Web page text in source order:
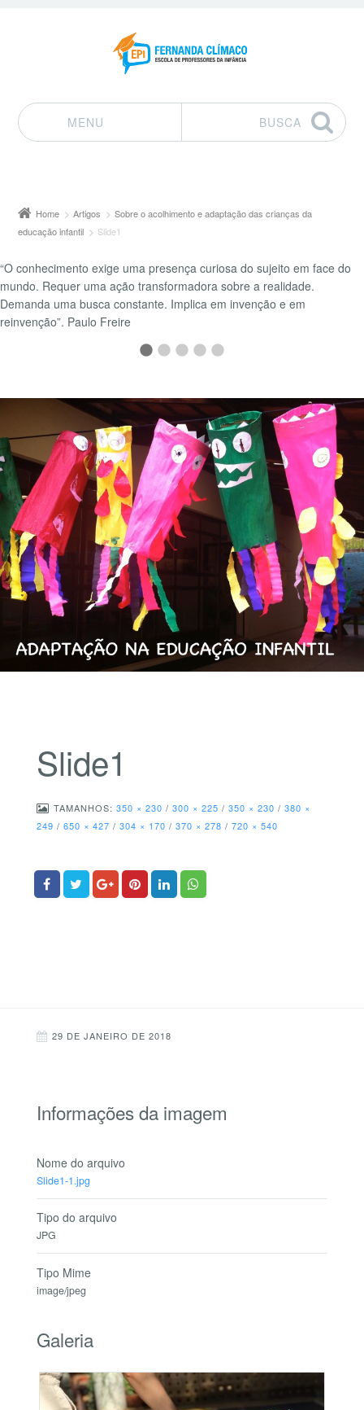
MENU
BUSCA
Home Artigos
Sobre o acolhimento e adaptação das crianças da
educação infantil
Slide1
“O conhecimento exige uma presença curiosa do sujeito em face do
mundo. Requer uma ação transformadora sobre a realidade.
Demanda uma busca constante. Implica em invenção e em
reinvenção”. Paulo Freire
Slide1
TAMANHOS: 350 × 230 / 300 × 225 / 350 × 230 / 380 ×
249 / 650 × 427 / 304 × 170 / 370 × 278 / 720 × 540
29 DE JANEIRO DE 2018
Informações da imagem
Nome do arquivo
Slide1-1.jpg
Tipo do arquivo
JPG
Tipo Mime
image/jpeg
Galeria